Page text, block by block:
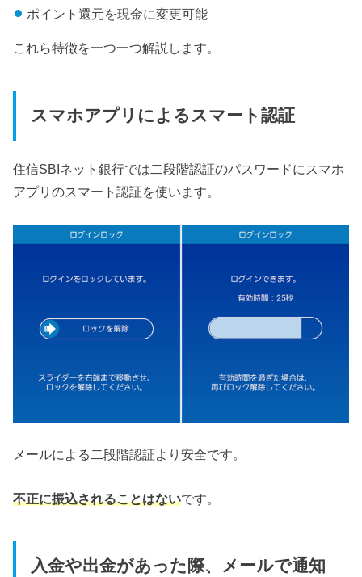
ポイント還元を現金に変更可能
これら特徴を一つ一つ解説します。
スマホアプリによるスマート認証
住信SBIネット銀行では二段階認証のパスワードにスマホ
アプリのスマート認証を使います。
メールによる二段階認証より安全です。
不正に振込されることはないです。
入金や出金があった際、メールで通知